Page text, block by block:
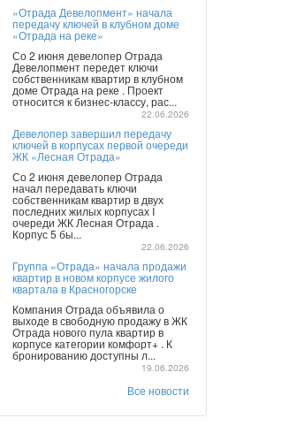
«Отрада Девелопмент» начала
передачу ключей в клубном доме
«Отрада на реке»
Со 2 июня девелопер Отрада
Девелопмент передет ключи
собственникам квартир в клубном
доме Отрада на реке . Проект
относится к бизнес-классу, рас...
22.06.2026
Девелопер завершил передачу
ключей в корпусах первой очереди
ЖК «Лесная Отрада»
Со 2 июня девелопер Отрада
начал передавать ключи
собственникам квартир в двух
последних жилых корпусах I
очереди ЖК Лесная Отрада .
Корпус 5 бы...
22.06.2026
Группа «Отрада» начала продажи
квартир в новом корпусе жилого
квартала в Красногорске
Компания Отрада объявила о
выходе в свободную продажу в ЖК
Отрада нового пула квартир в
корпусе категории комфорт+ . К
бронированию доступны л...
19.06.2026
Все новости